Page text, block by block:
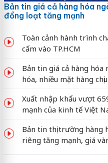
Bản tin giá cả hàng hóa
đồng loạt tăng mạnh
Toàn cảnh hành trình
cấm vào TP.HCM
Bản tin giá cả hàng
hóa, nhiều mặt hàng
Xuất nhập khẩu vượt
mạnh của kinh tế Việt
Bản tin thị trường hàng
riêng tăng mạnh, giá